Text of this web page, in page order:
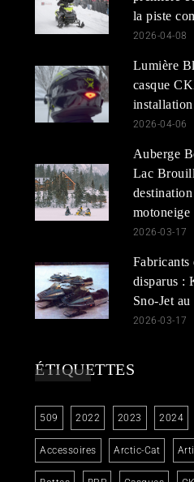
la piste
2026-04-08
Lumière
casque
2026-04-06
Auberge
Lac
motoneige
2026-03-17
Fabricants
disparus :
Sno-Jet
2026-03-17
ÉTIQUETTES
509 2022 2023 2024
Accessoires Arctic-Cat